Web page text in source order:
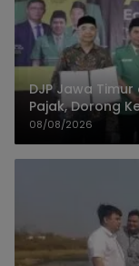
DJP Jawa
Pajak, Dorong
UMKM
08/08/2026